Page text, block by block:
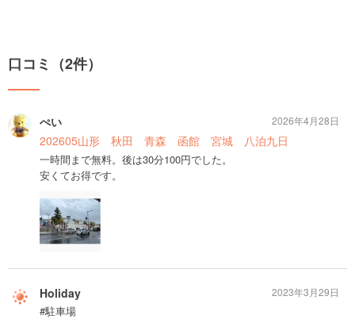
口コミ（2件）
ぺい
202605山形 秋田 青森 函館 宮城 八泊九日
一時間まで無料。後は30分100円でした。
安くてお得です。
2026年4月28日
Holiday
#駐車場
2023年3月29日